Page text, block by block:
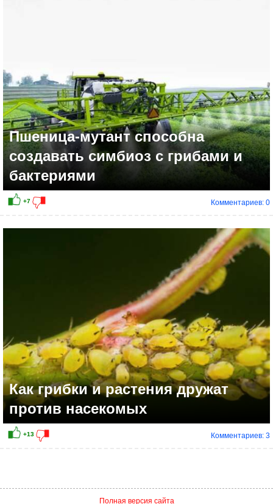
Пшеница-мутант способна
создавать симбиоз с грибами и
бактериями
Комментариев: 0
Как грибки и растения дружат
против насекомых
Комментариев: 3
Полная версия сайта